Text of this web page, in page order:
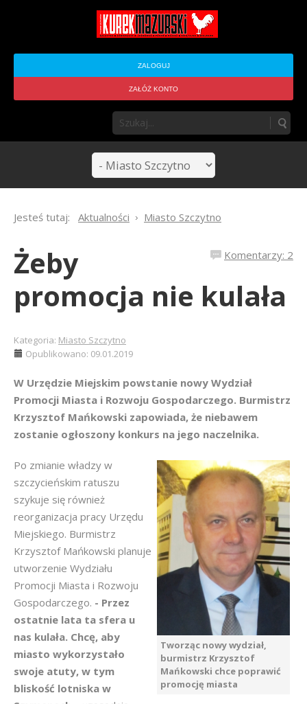
ZALOGUJ
ZAŁÓŻ KONTO
Jesteś tutaj: Aktualności Miasto Szczytno
Komentarzy: 2
Żeby
promocja nie kulała
Kategoria: Miasto Szczytno
Opublikowano: 09.01.2019
W Urzędzie Miejskim powstanie nowy Wydział
Promocji Miasta i Rozwoju Gospodarczego. Burmistrz
Krzysztof Mańkowski zapowiada, że niebawem
zostanie ogłoszony konkurs na jego naczelnika.
Tworząc nowy wydział,
burmistrz Krzysztof
Mańkowski chce poprawić
promocję miasta
Po zmianie władzy w
szczycieńskim ratuszu
szykuje się również
reorganizacja pracy Urzędu
Miejskiego. Burmistrz
Krzysztof Mańkowski planuje
utworzenie Wydziału
Promocji Miasta i Rozwoju
Gospodarczego. - Przez
ostatnie lata ta sfera u
nas kulała. Chcę, aby
miasto wykorzystało
swoje atuty, w tym
bliskość lotniska w